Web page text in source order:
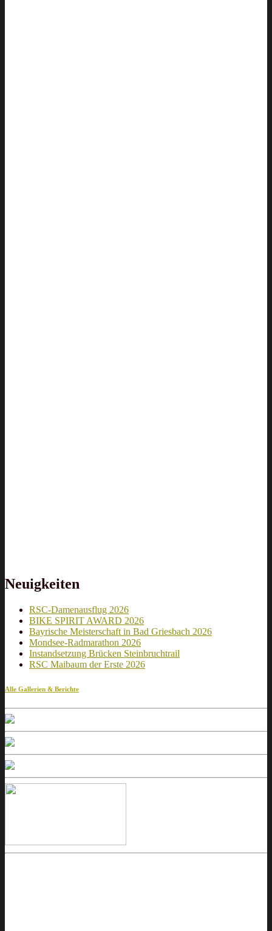
Neuigkeiten
RSC-Damenausflug 2026
BIKE SPIRIT AWARD 2026
Bayrische Meisterschaft in Bad Griesbach 2026
Mondsee-Radmarathon 2026
Instandsetzung Brücken Steinbruchtrail
RSC Maibaum der Erste 2026
Alle Gallerien & Berichte